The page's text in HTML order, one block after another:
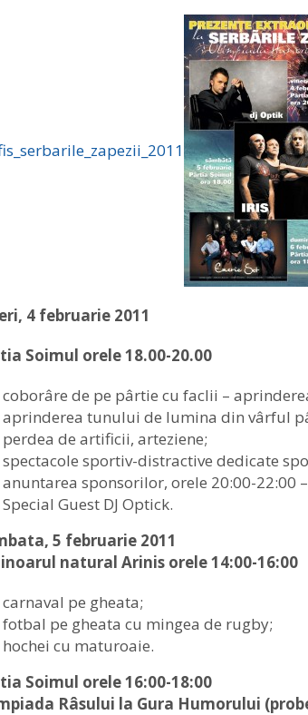
4 februarie 2011
Soimul orele 18.00-20.00
coborâre de pe pârtie cu faclii –
aprinderea tunului de lumina din vârful
perdea de artificii, arteziene;
spectacole sportiv-distractive dedicate
anuntarea sponsorilor, orele 20:00-22:00
Special Guest DJ Optick.
5 februarie 2011
natural Arinis orele 14:00-16:00
carnaval pe gheata;
fotbal pe gheata cu mingea de rugby;
hochei cu maturoaie.
Soimul orele 16:00-18:00
Râsului la Gura Humorului